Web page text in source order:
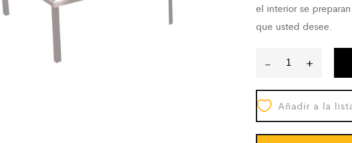
el interior se
que usted desee.
-
Parrilla
Acero
Inoxidable
Pequeña
+
Añadir a la